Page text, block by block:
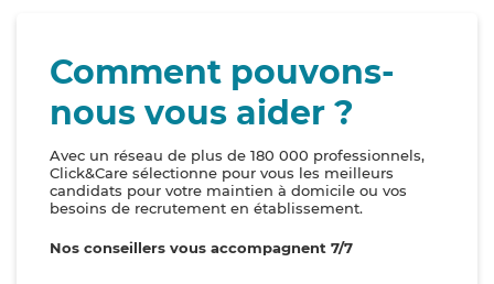
Comment pouvons-
nous vous aider ?
Avec un réseau de plus de 180 000 professionnels,
Click&Care sélectionne pour vous les meilleurs
candidats pour votre maintien à domicile ou vos
besoins de recrutement en établissement.
Nos conseillers vous accompagnent 7/7